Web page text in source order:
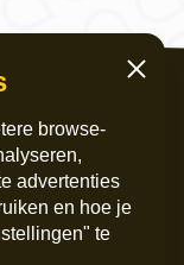
browse-
advertenties
en hoe je
te
Sluiten